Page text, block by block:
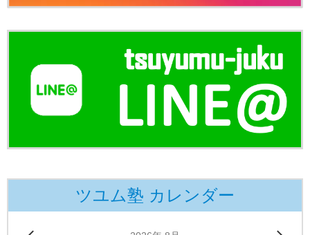
ツユム塾 カレンダー